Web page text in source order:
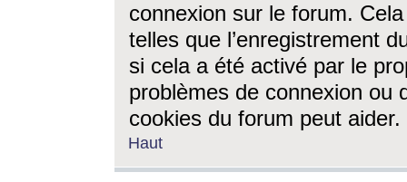
connexion sur le forum.
telles que l’enregistrement
si cela a été activé par le
problèmes de connexion ou
cookies du forum peut aider.
Haut